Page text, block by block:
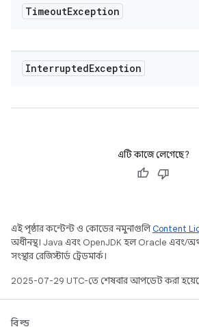
TimeoutException
InterruptedException
এটি কাজে লেগেছে?
এই পৃষ্ঠার কন্টেন্ট ও কোডের নমুনাগুলিContent
অধীনস্থ। Java এবং OpenJDK হল Oracle এবং/
সংস্থার রেজিস্টার্ড ট্রেডমার্ক।
2025-07-29 UTC-তে শেষবার আপডেট করা
বিল্ড